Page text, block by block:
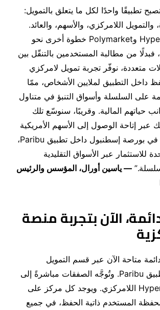
تطبيقًا واحدًا لكل ما يتعلق بالتمويل:
اللامركزي، والأسهم، والعائد.
وPolymarket خطوة أخرى نحو
فبدلًا من مطالبة المستخدمين بالتنقّل بين
متعددة، نوفّر تجربة تمويل لامركزي
داخل التطبيق لملايين الأشخاص، ممّا
على السلسلة وأسواق التنبؤ في متناول
حياتهم المالية. وقريبًا، سنوسّع تلك
عبر إتاحة الوصول إلى الأسهم الأمريكية
في بورصة إسطنبول داخل تطبيق Paribu،
للاستثمار عبر الأسواق التقليدية
.”
— ياسين أورال، المؤسس والرئيس
الآن بتجربة منصة
متاحة الآن عبر قسم التمويل
Paribu
. وتُوجَّه الصفقات مباشرةً إلى
اللامركزي. ويوجد كل مركز على
المستخدم ذاتية الحفظ، في جميع